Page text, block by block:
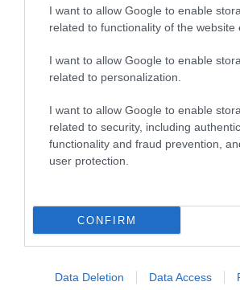
I want to allow Google to enable
related to functionality of the website
I want to allow Google to enable
related to personalization.
I want to allow Google to enable
related to security, including
functionality and fraud prevention,
user protection.
CONFIRM
Data Deletion Data Access
Στον «αέρα» 70.000 πολίτες
της δωρεάν θεραπείας για την
παχυσαρκία – Αγωνία για τα